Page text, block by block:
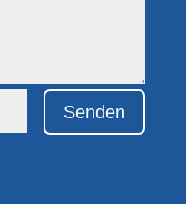
Senden